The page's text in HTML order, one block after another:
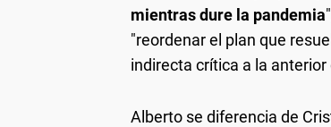
mientras dure la pandemia
"reordenar el plan que
indirecta crítica a la
Alberto se diferencia de